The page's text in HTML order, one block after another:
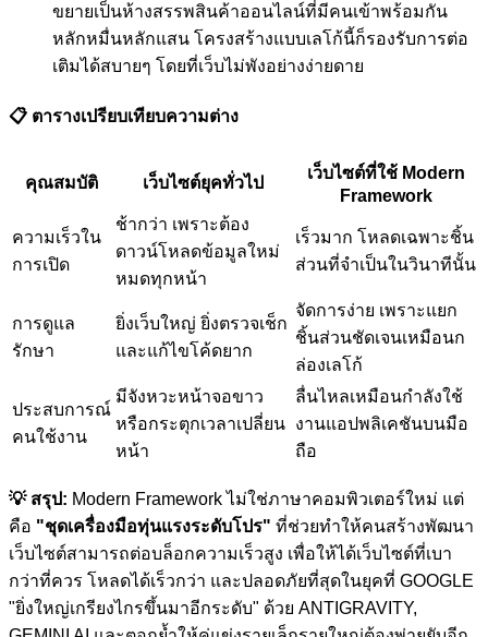
ขยายเป็นห้างสรรพสินค้าออนไลน์ที่มีคนเข้าพร้อมกัน
หลักหมื่นหลักแสน โครงสร้างแบบเลโก้นี้ก็รองรับการต่อ
เติมได้สบายๆ โดยที่เว็บไม่พังอย่างง่ายดาย
📋 ตารางเปรียบเทียบความต่าง
คุณสมบัติ เว็บไซต์ยุคทั่วไป
เว็บไซต์ที่ใช้ Modern
Framework
ความเร็วใน
การเปิด
ช้ากว่า เพราะต้อง
ดาวน์โหลดข้อมูลใหม่
หมดทุกหน้า
เร็วมาก โหลดเฉพาะชิ้น
ส่วนที่จำเป็นในวินาทีนั้น
การดูแล
รักษา
ยิ่งเว็บใหญ่ ยิ่งตรวจเช็ก
และแก้ไขโค้ดยาก
จัดการง่าย เพราะแยก
ชิ้นส่วนชัดเจนเหมือนก
ล่องเลโก้
ประสบการณ์
คนใช้งาน
มีจังหวะหน้าจอขาว
หรือกระตุกเวลาเปลี่ยน
หน้า
ลื่นไหลเหมือนกำลังใช้
งานแอปพลิเคชันบนมือ
ถือ
💡 สรุป: Modern Framework ไม่ใช่ภาษาคอมพิวเตอร์ใหม่ แต่
คือ "ชุดเครื่องมือทุ่นแรงระดับโปร" ที่ช่วยทำให้คนสร้างพัฒนา
เว็บไซต์สามารถต่อบล็อกความเร็วสูง เพื่อให้ได้เว็บไซต์ที่เบา
กว่าที่ควร โหลดได้เร็วกว่า และปลอดภัยที่สุดในยุคที่ GOOGLE
"ยิ่งใหญ่เกรียงไกรขึ้นมาอีกระดับ" ด้วย ANTIGRAVITY,